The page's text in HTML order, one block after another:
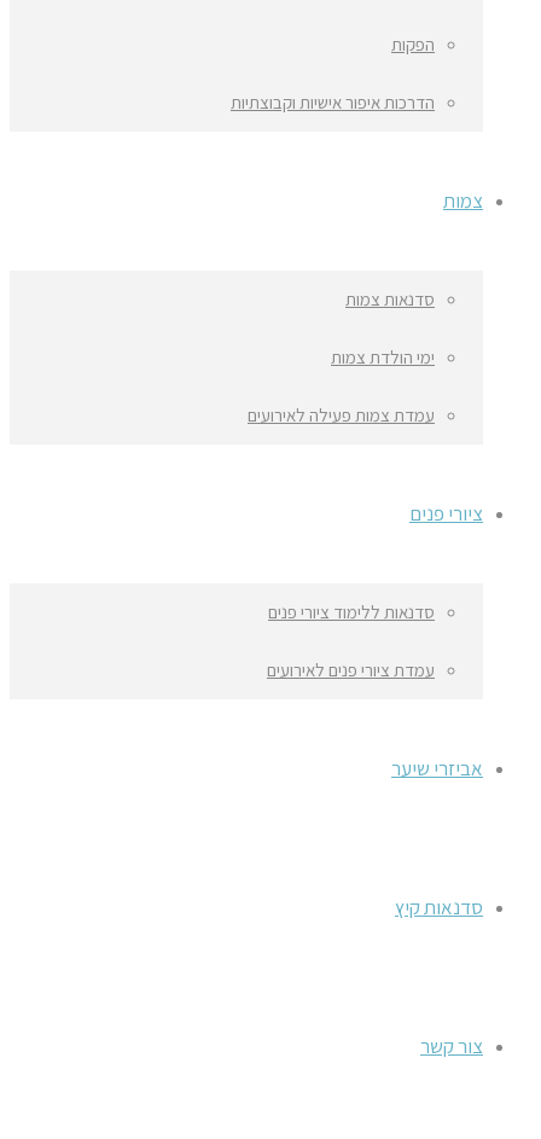
הפקות
הדרכות איפור אישיות וקבוצתיות
צמות
סדנאות צמות
ימי הולדת צמות
עמדת צמות פעילה לאירועים
ציורי פנים
סדנאות ללימוד ציורי פנים
עמדת ציורי פנים לאירועים
אביזרי שיער
סדנאות קיץ
צור קשר